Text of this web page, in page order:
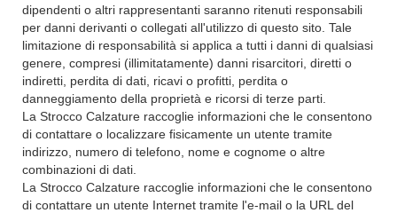
dipendenti o altri rappresentanti saranno ritenuti responsabili
per danni derivanti o collegati all'utilizzo di questo sito. Tale
limitazione di responsabilità si applica a tutti i danni di qualsiasi
genere, compresi (illimitatamente) danni risarcitori, diretti o
indiretti, perdita di dati, ricavi o profitti, perdita o
danneggiamento della proprietà e ricorsi di terze parti.
La Strocco Calzature raccoglie informazioni che le consentono
di contattare o localizzare fisicamente un utente tramite
indirizzo, numero di telefono, nome e cognome o altre
combinazioni di dati.
La Strocco Calzature raccoglie informazioni che le consentono
di contattare un utente Internet tramite l'e-mail o la URL del